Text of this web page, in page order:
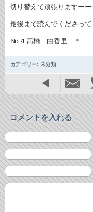
切り替えて頑張りますー
最後まで読んでくださっ
No.4 高橋 由香里 ＊
カテゴリー: 未分類
コメントを入れる